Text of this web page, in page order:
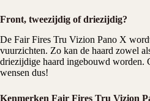
Front, tweezijdig of driezijdig?
De Fair Fires Tru Vizion Pano X
vuurzichten. Zo kan de haard zowel
driezijdige haard ingebouwd worden.
wensen dus!
Kenmerken Fair Fires Tru Vizion